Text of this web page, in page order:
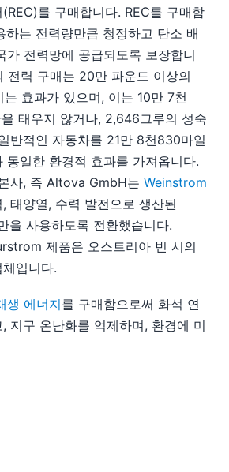
를 구매합니다. REC를 구매함
하는 전력량만큼 청정하고 탄소 배
가 전력망에 공급되도록 보장합니
전력 구매는 20만 파운드 이상의
효과가 있으며, 이는 10만 7천
태우지 않거나, 2,646그루의 성숙
반적인 자동차를 21만 8천830마일
동일한 환경적 효과를 가져옵니다.
사, 즉 Altova GmbH는 Weinstrom
태양열, 수력 발전으로 생산된
을 사용하도록 전환했습니다.
제품은 오스트리아 빈 시의
입니다.
생 에너지를 구매함으로써 화석 연
지구 온난화를 억제하며, 환경에 미